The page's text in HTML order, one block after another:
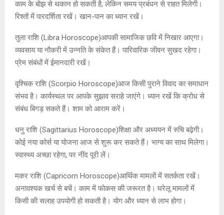
काम के बोझ से थकान हो सकती है, लेकिन समय प्रबंधन से राहत मिलेगी।
रिश्तों में पारदर्शिता रखें। खान-पान का ध्यान रखें।
तुला राशि (Libra Horoscope)आपकी सामाजिक छवि में निखार आएगा।
व्यवसाय या नौकरी में उन्नति के संकेत हैं। पारिवारिक जीवन सुखद रहेगा।
प्रेम संबंधों में ईमानदारी रखें।
वृश्चिक राशि (Scorpio Horoscope)आज किसी पुराने विवाद का समाधान
संभव है। कार्यस्थल पर आपके सुझाव सराहे जाएंगे। ध्यान रखें कि क्रोध से
संबंध बिगड़ सकते हैं। शाम को आराम करें।
धनु राशि (Sagittarius Horoscope)शिक्षा और अध्ययन में रुचि बढ़ेगी।
कोई नया कोर्स या योजना आज से शुरू कर सकते हैं। भाग्य का साथ मिलेगा।
स्वास्थ्य अच्छा रहेगा, पर नींद पूरी लें।
मकर राशि (Capricorn Horoscope)आर्थिक मामलों में सतर्कता रखें।
अनावश्यक खर्च से बचें। काम में फोकस की जरूरत है। घरेलू मामलों में
किसी की सलाह उपयोगी हो सकती है। योग और ध्यान से लाभ होगा।